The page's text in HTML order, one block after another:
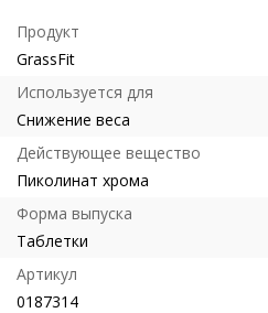
Продукт
GrassFit
Используется для
Снижение веса
Действующее вещество
Пиколинат хрома
Форма выпуска
Таблетки
Артикул
0187314